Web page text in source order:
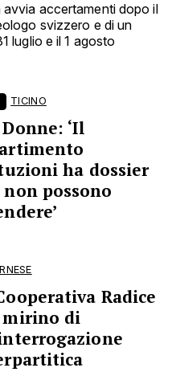
accertamenti dopo il
svizzero e di un
luglio e il 1 agosto
TICINO
‘Il
ha dossier
non possono
Radice
di